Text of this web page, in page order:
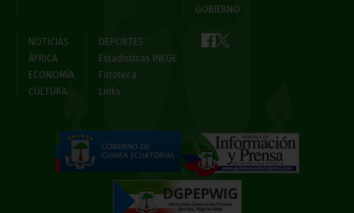
GOBIERNO
NOTICIAS
ÁFRICA
ECONOMÍA
CULTURA
DEPORTES
Estadísticas INEGE
Fototeca
Links